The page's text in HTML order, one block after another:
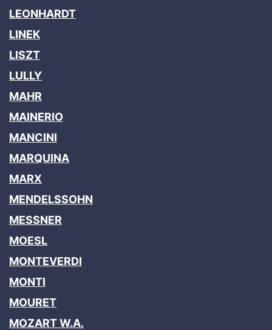
LEONHARDT
LINEK
LISZT
LULLY
MAHR
MAINERIO
MANCINI
MARQUINA
MARX
MENDELSSOHN
MESSNER
MOESL
MONTEVERDI
MONTI
MOURET
MOZART W.A.